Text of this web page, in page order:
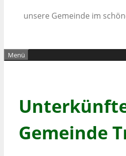
unsere Gemeinde im
Menü
Gemeinde